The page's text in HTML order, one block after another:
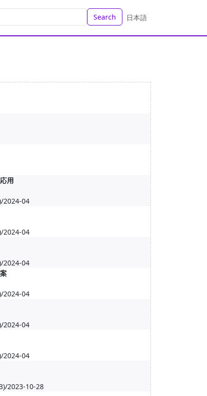
Search 日本語
用
2024-04
2024-04
2024-04
2024-04
2024-04
2024-04
2023-10-28